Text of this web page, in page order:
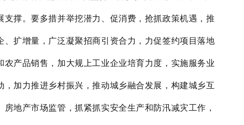
支撑。要多措并举挖潜力、促消费 ，抢抓政策机遇，推
、扩增量 ，广泛凝聚招商引资合力，力促签约项目落地
农产品销售，加大规上工业企业培育力度，实施服务业
，加力推进乡村振兴，推动城乡融合发展，构建城乡互
地产市场监管，抓紧抓实安全生产和防汛减灾工作，